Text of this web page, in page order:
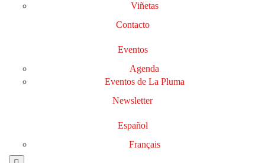
Viñetas
Contacto
Eventos
Agenda
Eventos de La Pluma
Newsletter
Español
Français